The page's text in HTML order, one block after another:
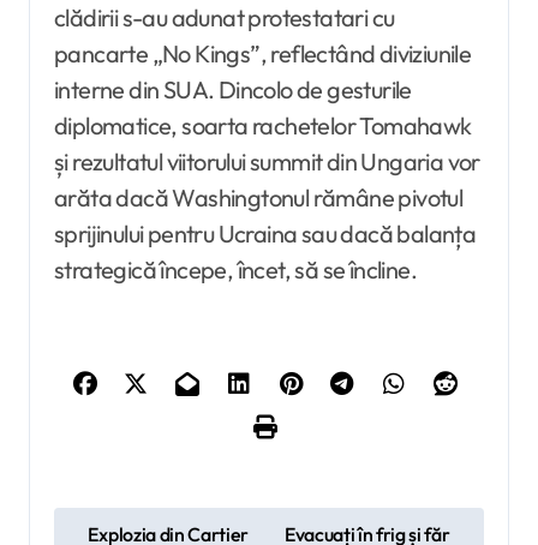
clădirii s-au adunat protestatari cu
pancarte „No Kings”, reflectând diviziunile
interne din SUA. Dincolo de gesturile
diplomatice, soarta rachetelor Tomahawk
și rezultatul viitorului summit din Ungaria vor
arăta dacă Washingtonul rămâne pivotul
sprijinului pentru Ucraina sau dacă balanța
strategică începe, încet, să se încline.
Explozia din Cartier
Evacuați în frig și făr